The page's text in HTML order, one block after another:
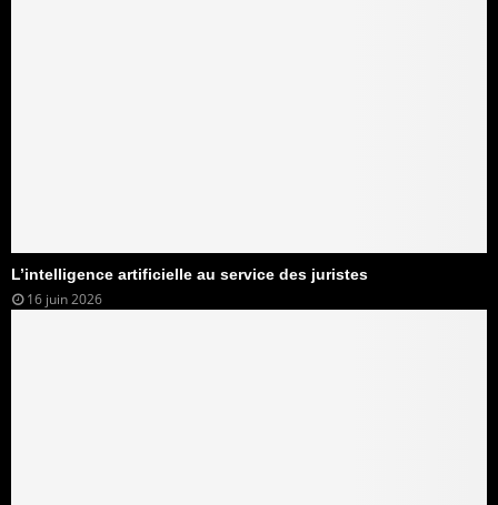
L’intelligence artificielle au service des juristes
16 juin 2026